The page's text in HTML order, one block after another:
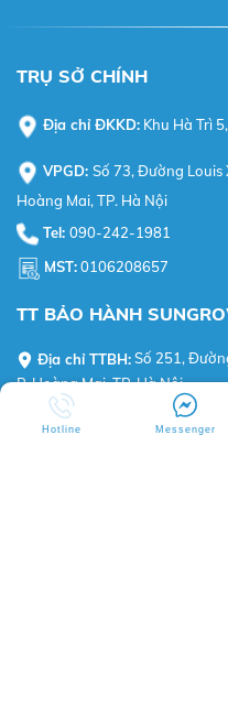
TRỤ SỞ CHÍNH
Địa chỉ ĐKKD: Khu Hà Trì
VPGD: Số 73, Đường Louis
Hoàng Mai, TP. Hà Nội
Tel: 090-242-1981
MST:0106208657
TT BẢO HÀNH
Địa chỉ TTBH:Số 251,
P. Hoàng Mai, TP. Hà Nội
Hotline:
0982-643-667
Hotline Messenger